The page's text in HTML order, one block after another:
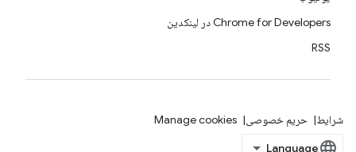
Chrome for Developers در لینکدین
RSS
شرایط حریم خصوصی Manage cookies